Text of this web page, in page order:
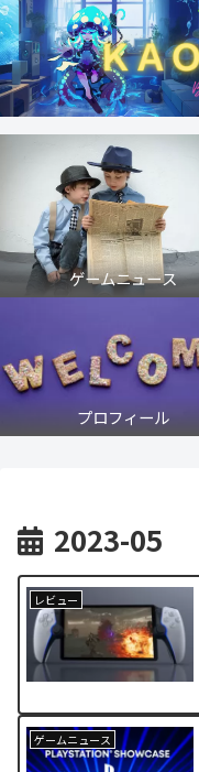
ゲームニュース
プロフィール
2023-05
レビュー
ゲームニュース